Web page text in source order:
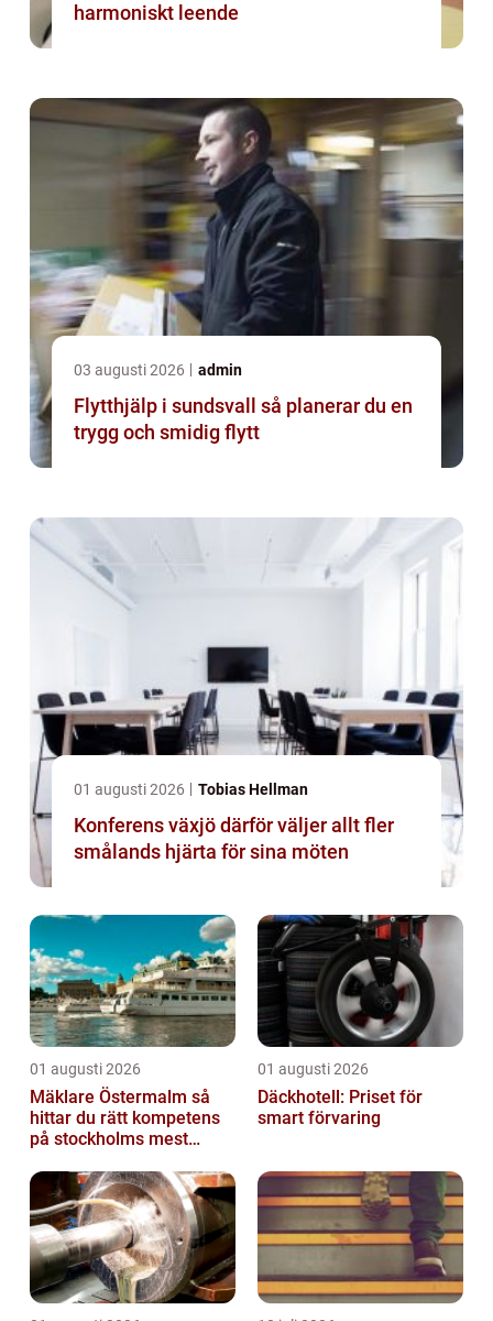
harmoniskt leende
03 augusti 2026 admin
Flytthjälp i sundsvall så planerar du en
trygg och smidig flytt
01 augusti 2026 Tobias Hellman
Konferens växjö därför väljer allt fler
smålands hjärta för sina möten
01 augusti 2026
Mäklare Östermalm så
hittar du rätt kompetens
på stockholms mest
01 augusti 2026
Däckhotell: Priset för
smart förvaring